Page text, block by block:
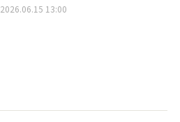
2026.06.15 13:00